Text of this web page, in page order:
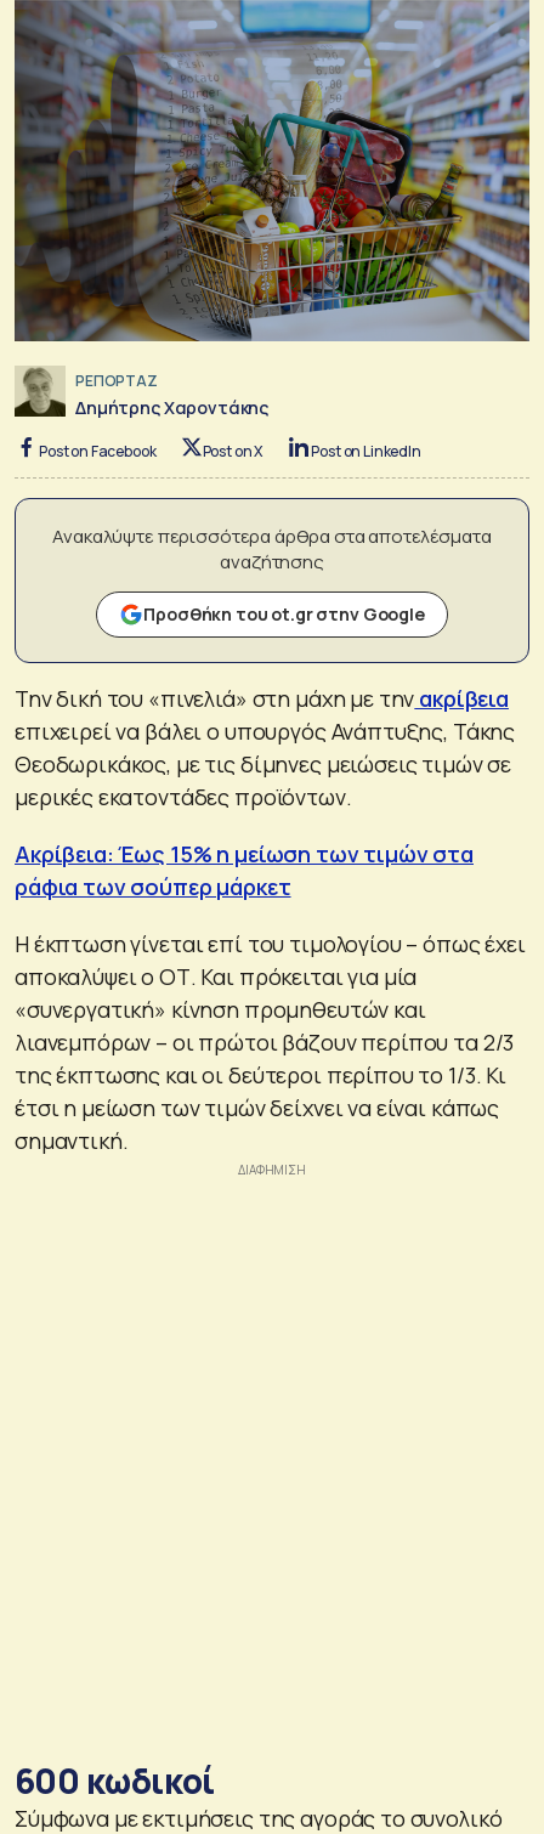
ΡΕΠΟΡΤΑΖ
Δημήτρης Χαροντάκης
Post on Facebook Post on X Post on LinkedIn
Ανακαλύψτε περισσότερα άρθρα στα αποτελέσματα
αναζήτησης
Προσθήκη του ot.gr στην Google
Την δική του «πινελιά» στη μάχη με την ακρίβεια
επιχειρεί να βάλει ο υπουργός Ανάπτυξης, Τάκης
Θεοδωρικάκος, με τις δίμηνες μειώσεις τιμών σε
μερικές εκατοντάδες προϊόντων.
Ακρίβεια: Έως 15% η μείωση των τιμών στα
ράφια των σούπερ μάρκετ
Η έκπτωση γίνεται επί του τιμολογίου – όπως έχει
αποκαλύψει ο ΟΤ. Και πρόκειται για μία
«συνεργατική» κίνηση προμηθευτών και
λιανεμπόρων – οι πρώτοι βάζουν περίπου τα 2/3
της έκπτωσης και οι δεύτεροι περίπου το 1/3. Κι
έτσι η μείωση των τιμών δείχνει να είναι κάπως
σημαντική.
600 κωδικοί
Σύμφωνα με εκτιμήσεις της αγοράς το συνολικό